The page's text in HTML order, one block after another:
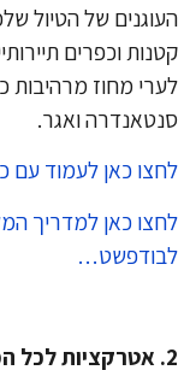
של הטיול שלכם
וכפרים
מחוז מרהיבות כמו
ואגר.
כאן לעמוד עם כל